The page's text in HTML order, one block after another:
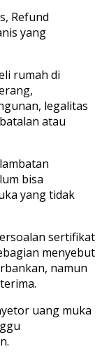
rumah di
legalitas
atau
bisa
yang tidak
sertifikat
menyebut
namun
uang muka